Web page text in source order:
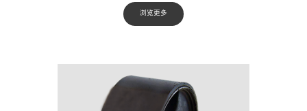
浏览更多